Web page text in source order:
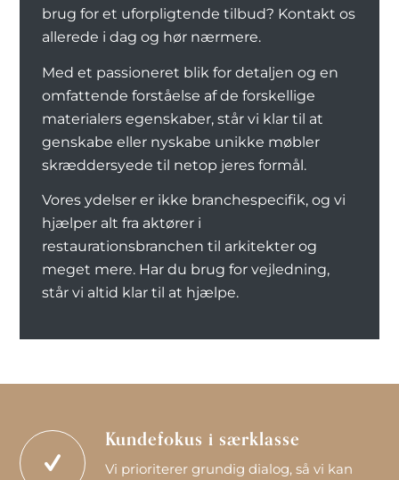
brug for et uforpligtende tilbud? Kontakt os
allerede i dag og hør nærmere.
Med et passioneret blik for detaljen og en
omfattende forståelse af de forskellige
materialers egenskaber, står vi klar til at
genskabe eller nyskabe unikke møbler
skræddersyede til netop jeres formål.
Vores ydelser er ikke branchespecifik, og vi
hjælper alt fra aktører i
restaurationsbranchen til arkitekter og
meget mere. Har du brug for vejledning,
står vi altid klar til at hjælpe.
Kundefokus i særklasse
Vi prioriterer grundig dialog, så vi kan